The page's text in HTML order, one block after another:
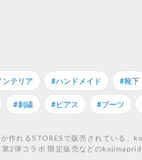
ンテリア #ハンドメイド #靴下
#刺繍 #ピアス #ブーツ
作れるSTORESで販売されている
2弾コラボ 限定販売などの